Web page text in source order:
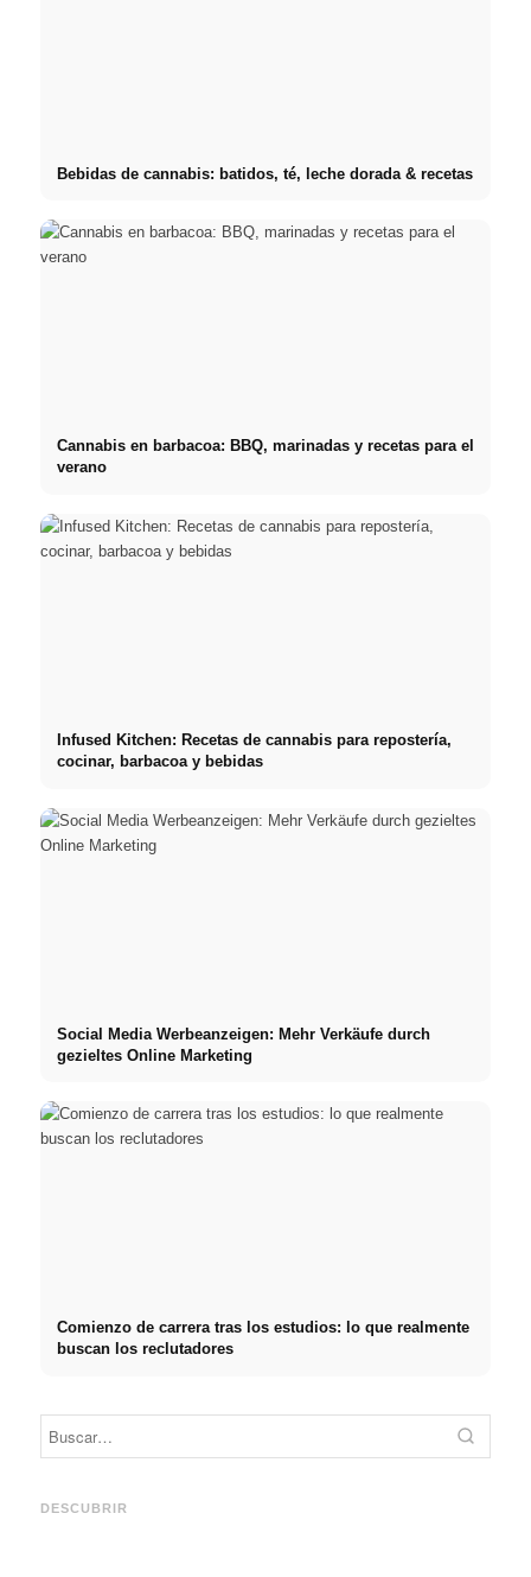
Bebidas de cannabis: batidos, té, leche dorada & recetas
Cannabis en barbacoa: BBQ, marinadas y recetas para el
verano
Infused Kitchen: Recetas de cannabis para repostería,
cocinar, barbacoa y bebidas
Social Media Werbeanzeigen: Mehr Verkäufe durch
gezieltes Online Marketing
Comienzo de carrera tras los estudios: lo que realmente
buscan los reclutadores
DESCUBRIR
Práctica profesional en
y el camino directo hacia la
Financiar los estudios en